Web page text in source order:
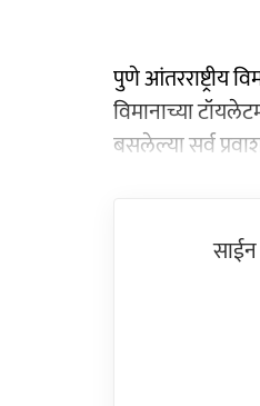
पुणे आंतरराष्ट्रीय
विमानाच्या
बसलेल्या सर्व